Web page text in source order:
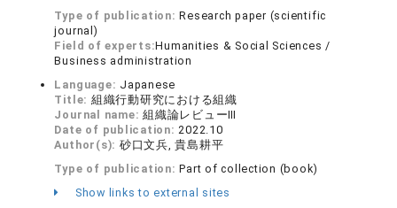
Type of publication:Research paper (scientific
journal)
Field of experts:Humanities & Social Sciences /
Business administration
Language: Japanese
Title: 組織行動研究における組織
Journal name:組織論レビューⅢ
Date of publication:2022.10
Author(s): 砂口文兵, 貴島耕平
Type of publication:Part of collection (book)
Show links to external sites